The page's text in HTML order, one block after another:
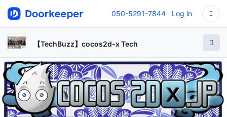
050-5291-7844 Log in
【TechBuzz】cocos2d-x Tech